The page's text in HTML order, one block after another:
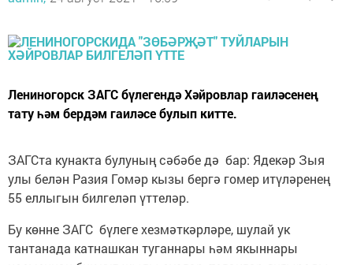
Лениногорск ЗАГС бүлегендә Хәйровлар гаиләсенең
тату һәм бердәм гаиләсе булып китте.
ЗАГСта кунакта булуның сәбәбе дә бар: Ядекәр Зыя
улы белән Разия Гомәр кызы бергә гомер итүләренең
55 еллыгын билгеләп үттеләр.
Бу көнне ЗАГС бүлеге хезмәткәрләре, шулай ук
тантанада катнашкан туганнары һәм якыннары